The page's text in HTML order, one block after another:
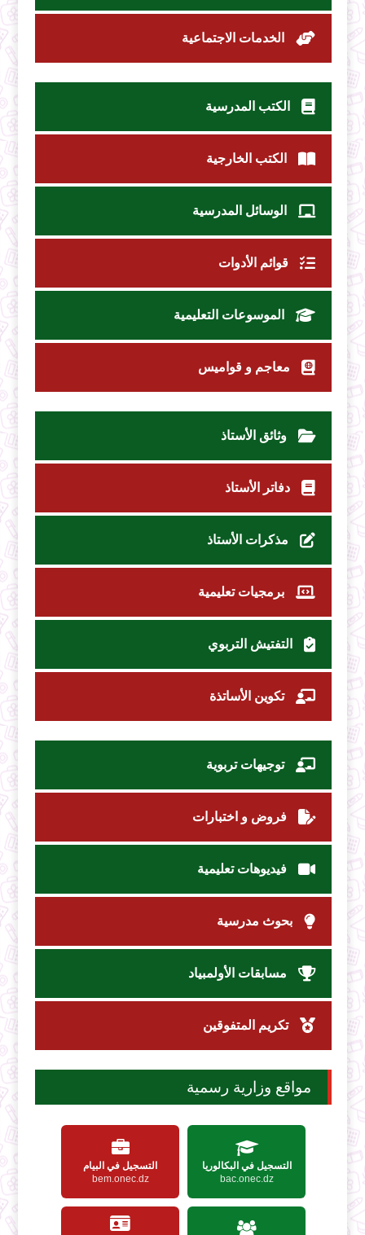
الخدمات الاجتماعية
الكتب المدرسية
الكتب الخارجية
الوسائل المدرسية
قوائم الأدوات
الموسوعات التعليمية
معاجم و قواميس
وثائق الأستاذ
دفاتر الأستاذ
مذكرات الأستاذ
برمجيات تعليمية
التفتيش التربوي
تكوين الأساتذة
توجيهات تربوية
فروض و اختبارات
فيديوهات تعليمية
بحوث مدرسية
مسابقات الأولمبياد
تكريم المتفوقين
مواقع وزارية رسمية
التسجيل في البكالوريا
bac.onec.dz
التسجيل في البيام
bem.onec.dz